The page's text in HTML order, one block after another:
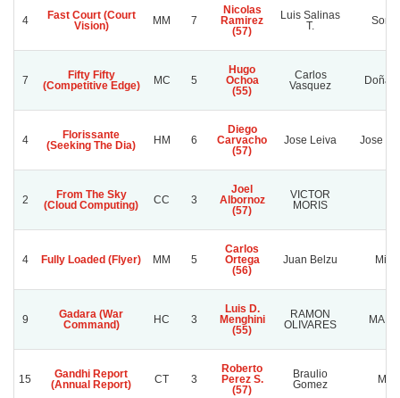
4
Fast Court (Court
Vision)
MM 7
Nicolas
Ramirez
(57)
Luis Salinas
T.
7
Fifty Fifty
(Competitive Edge)
MC 5
Hugo
Ochoa
(55)
Carlos
Vasquez
Doña
4
Florissante
(Seeking The Dia)
HM 6
Diego
Carvacho
(57)
Jose Leiva Jose
2
From The Sky
(Cloud Computing)
CC 3
Joel
Albornoz
(57)
VICTOR
MORIS
4 Fully Loaded (Flyer) MM 5
Carlos
Ortega
(56)
Juan Belzu
9
Gadara (War
Command)
HC 3
Luis D.
Menghini
(55)
RAMON
OLIVARES
15
Gandhi Report
(Annual Report)
CT 3
Roberto
Perez S.
(57)
Braulio
Gomez